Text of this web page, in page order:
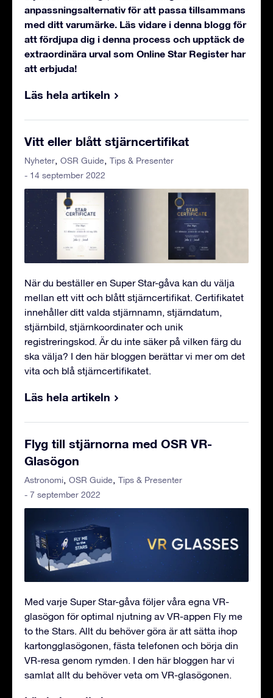
anpassningsalternativ för att passa tillsammans
med ditt varumärke. Läs vidare i denna blogg för
att fördjupa dig i denna process och upptäck de
extraordinära urval som Online Star Register har
att erbjuda!
Läs hela artikeln
Vitt eller blått stjärncertifikat
Nyheter OSR Guide
Tips & Presenter
- 14 september 2022
När du beställer en Super Star-gåva kan du välja
mellan ett vitt och blått stjärncertifikat. Certifikatet
innehåller ditt valda stjärnnamn, stjärndatum,
stjärnbild, stjärnkoordinater och unik
registreringskod. Är du inte säker på vilken färg du
ska välja? I den här bloggen berättar vi mer om det
vita och blå stjärncertifikatet.
Läs hela artikeln
Flyg till stjärnorna med OSR VR-
Glasögon
Astronomi OSR Guide
Tips & Presenter
- 7 september 2022
Med varje Super Star-gåva följer våra egna VR-
glasögon för optimal njutning av VR-appen Fly me
to the Stars. Allt du behöver göra är att sätta ihop
kartongglasögonen, fästa telefonen och börja din
VR-resa genom rymden. I den här bloggen har vi
samlat allt du behöver veta om VR-glasögonen.